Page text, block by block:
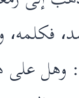
فكلمه،
وهل على